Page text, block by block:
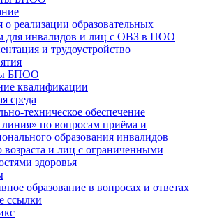
о реализации образовательных
для инвалидов и лиц с ОВЗ в ПОО
и трудоустройство
БПОО
квалификации
среда
техническое обеспечение
линия» по вопросам приёма и
образования инвалидов
возраста и лиц с ограниченными
здоровья
образование в вопросах и ответах
ссылки